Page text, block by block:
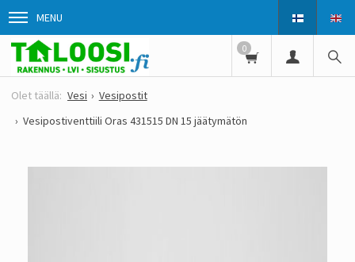
MENU
0
Vesi
Vesipostit
Vesipostiventtiili Oras 431515 DN 15 jäätymätön